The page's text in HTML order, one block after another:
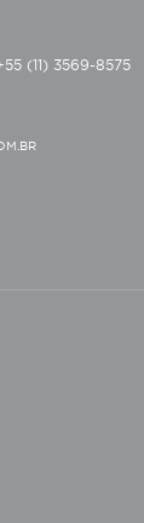
(11) 3569-8575